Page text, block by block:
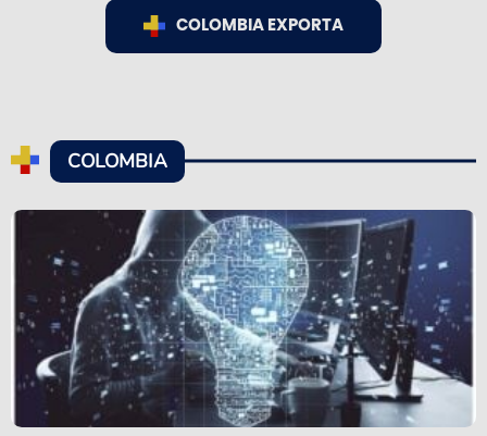
COLOMBIA EXPORTA
COLOMBIA